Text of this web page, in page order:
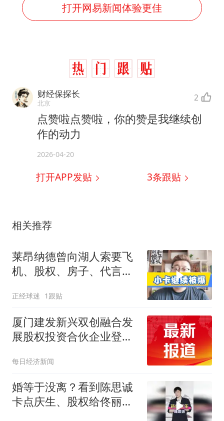
打开网易新闻体验更佳
财经保探长
北京 2
点赞啦点赞啦，你的赞是我继续创
作的动力
2026-04-20
打开APP发贴 3条跟贴
相关推荐
莱昂纳德曾向湖人索要飞
机、股权、房子、代言合
正经球迷 1跟贴
厦门建发新兴双创融合发
展股权投资合伙企业登记
每日经济新闻
婚等于没离？看到陈思诚
卡点庆生、股权给佟丽